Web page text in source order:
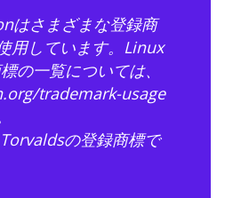
はさまざまな登録商
用しています。Linux
の一覧については、
trademark-usage
の登録商標で